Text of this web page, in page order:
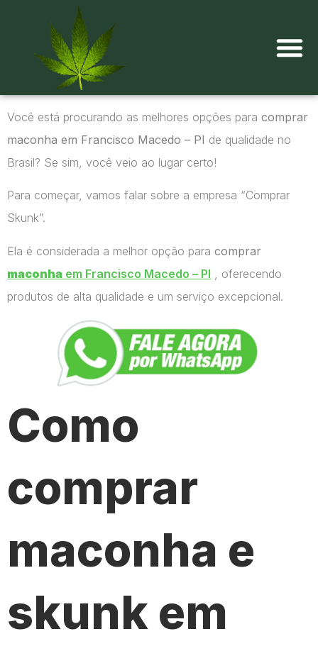
Você está procurando as melhores opções para comprar
maconha em Francisco Macedo – PI de qualidade no
Brasil? Se sim, você veio ao lugar certo!
Para começar, vamos falar sobre a empresa “Comprar
Skunk”.
Ela é considerada a melhor opção para comprar
maconha em Francisco Macedo – PI , oferecendo
produtos de alta qualidade e um serviço excepcional.
Como
comprar
maconha e
skunk em